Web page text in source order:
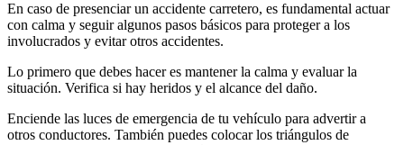
En caso de presenciar un accidente carretero, es fundamental actuar
con calma y seguir algunos pasos básicos para proteger a los
involucrados y evitar otros accidentes.
Lo primero que debes hacer es mantener la calma y evaluar la
situación. Verifica si hay heridos y el alcance del daño.
Enciende las luces de emergencia de tu vehículo para advertir a
otros conductores. También puedes colocar los triángulos de